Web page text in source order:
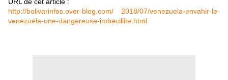
http://bolivarinfos.over-blog.com/ 2018/07/venezuela-envahir-le-
venezuela-une-dangereuse-imbecillite.html